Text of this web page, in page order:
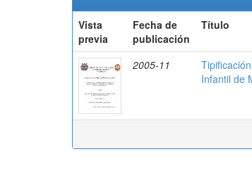
Vista
previa
Fecha de
publicación
Título
2005-11
Infantil de